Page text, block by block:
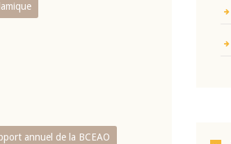
annuel de la BCEAO